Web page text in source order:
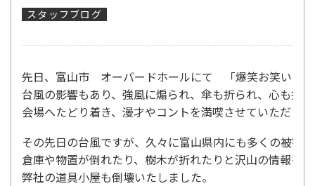
スタッフブログ
先日、富山市 オーバードホールにて 「爆笑お笑いフェ
台風の影響もあり、強風に煽られ、傘も折られ、心も折
会場へたどり着き、漫才やコントを満喫させていただき
その先日の台風ですが、久々に富山県内にも多くの被害
倉庫や物置が倒れたり、樹木が折れたりと沢山の情報を
弊社の道具小屋も倒壊いたしました。